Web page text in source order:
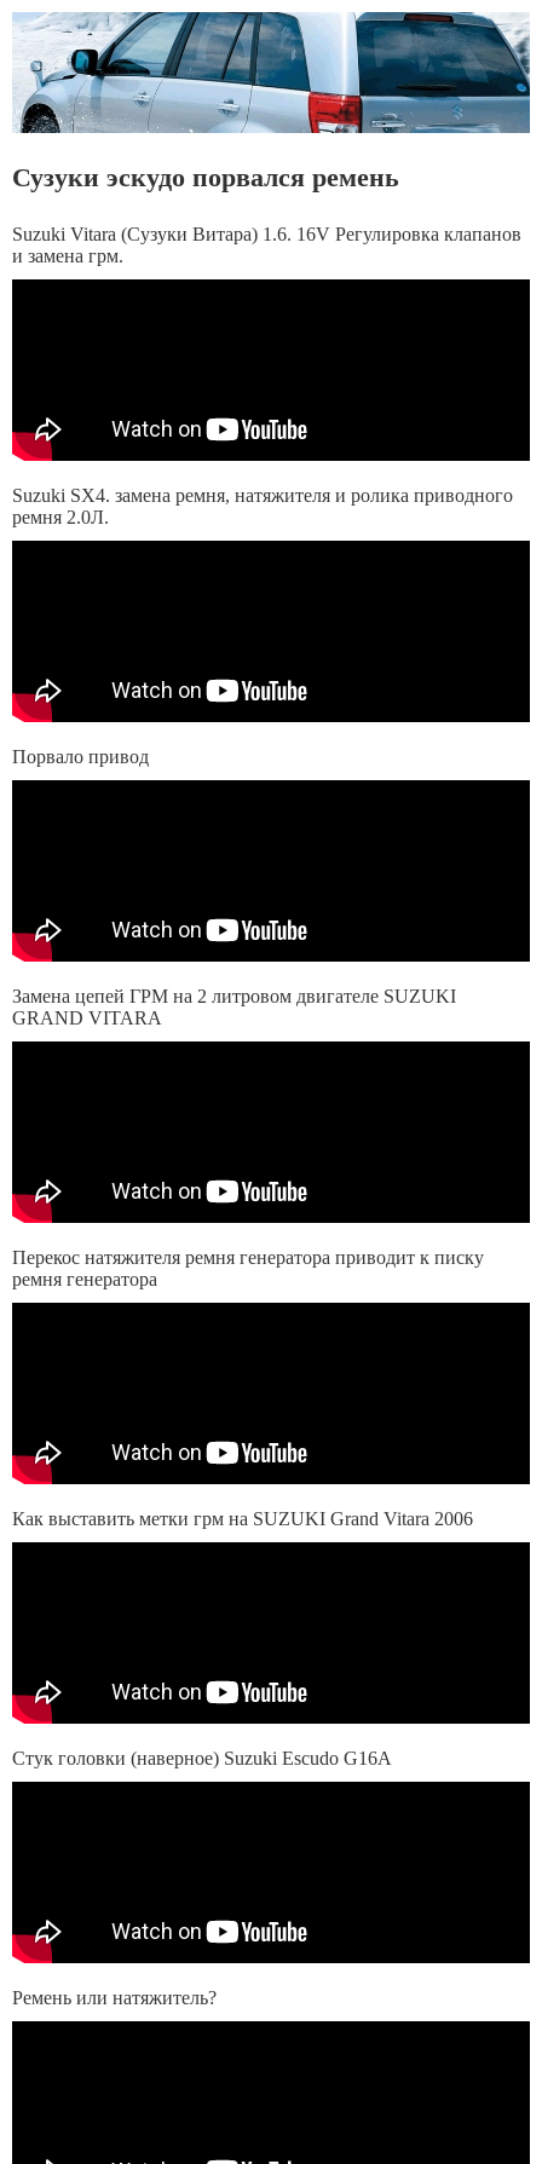
Сузуки эскудо порвался ремень
Suzuki Vitara (Сузуки Витара) 1.6. 16V Регулировка клапанов
и замена грм.
Suzuki SX4. замена ремня, натяжителя и ролика приводного
ремня 2.0Л.
Порвало привод
Замена цепей ГРМ на 2 литровом двигателе SUZUKI
GRAND VITARA
Перекос натяжителя ремня генератора приводит к писку
ремня генератора
Как выставить метки грм на SUZUKI Grand Vitara 2006
Стук головки (наверное) Suzuki Escudo G16A
Ремень или натяжитель?